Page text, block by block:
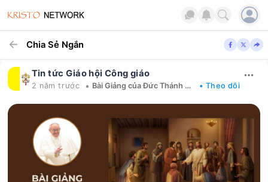
Chia Sẻ Ngắn
Tin tức Giáo hội Công giáo
2 năm trước • Bài Giảng của Đức Thánh Cha • Theo dõi